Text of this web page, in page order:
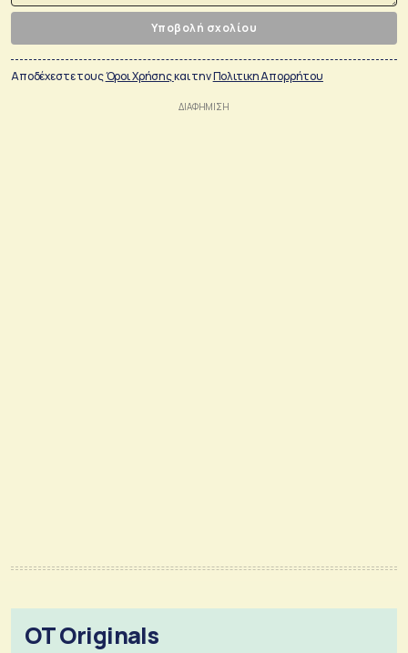
Υποβολή σχολίου
Αποδέχεστε τουςΌροι Χρήσηςκαι τηνΠολιτικη Απορρήτου
OT Originals